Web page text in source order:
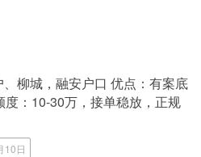
柳城，融安户口 优点：有案底
：10-30万，接单稳放，正规
10日